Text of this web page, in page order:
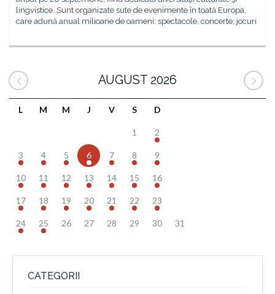
lingvistice. Sunt organizate sute de evenimente în toată Europa,
care adună anual milioane de oameni: spectacole, concerte, jocuri
AUGUST 2026
L M M J V S D
1 2
3 4 5 6 7 8 9
10 11 12 13 14 15 16
17 18 19 20 21 22 23
24 25 26 27 28 29 30 31
CATEGORII